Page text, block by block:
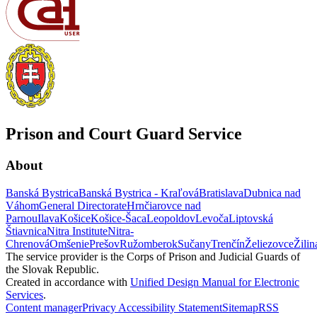
Prison and Court Guard Service
About
Banská BystricaBanská Bystrica - KraľováBratislavaDubnica nad
VáhomGeneral DirectorateHrnčiarovce nad
ParnouIlavaKošiceKošice-ŠacaLeopoldovLevočaLiptovská
ŠtiavnicaNitra InstituteNitra-
ChrenováOmšeniePrešovRužomberokSučanyTrenčínŽeliezovce
The service provider is the Corps of Prison and Judicial Guards of
the Slovak Republic.
Created in accordance with Unified Design Manual for Electronic
Services.
Content managerPrivacy Accessibility StatementSitemapRSS